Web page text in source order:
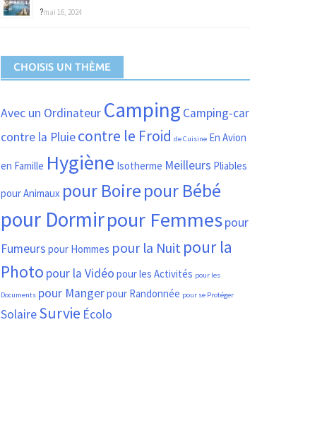
?mai 16, 2024
CHOISIS UN THÈME
Avec un Ordinateur Camping Camping-car
contre la Pluiecontre le Froid de Cuisine En Avion
en Famille Hygiène Isotherme Meilleurs Pliables
pour Animaux pour Boirepour Bébé
pour Dormirpour Femmespour
Fumeurs pour Hommes pour la Nuit pour la
Photo pour la Vidéo pour les Activités pour les
Documents pour Mangerpour Randonnée pour se Protéger
SolaireSurvie Écolo